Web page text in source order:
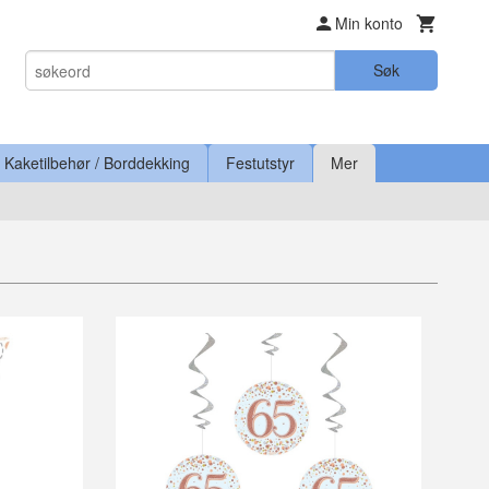
Min konto
Søk
Kaketilbehør / Borddekking Festutstyr Mer